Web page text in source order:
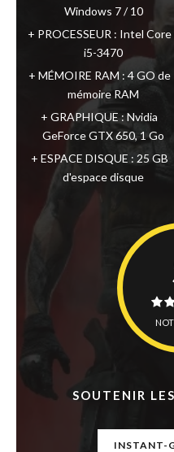
Windows 7 / 10
PROCESSEUR : Intel Core
i5-3470
MÉMOIRE RAM : 4 GO de
mémoire RAM
GRAPHIQUE : Nvidia
GeForce GTX 650, 1 Go
ESPACE DISQUE : 25 GB
d'espace disque
SOUTENIR
INSTANT-